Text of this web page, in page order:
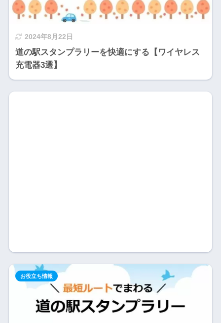
2024年8月22日
道の駅スタンプラリーを快適にする【ワイヤレス
充電器3選】
お役立ち情報